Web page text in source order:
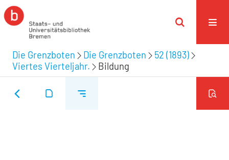
Die Grenzboten Die Grenzboten
52 (1893)
Viertes Vierteljahr.
Bildung